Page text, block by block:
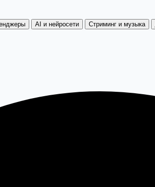
AI и нейросети Стриминг и музыка